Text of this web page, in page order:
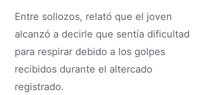
Entre sollozos, relató que el joven
alcanzó a decirle que sentía dificultad
para respirar debido a los golpes
recibidos durante el altercado
registrado.